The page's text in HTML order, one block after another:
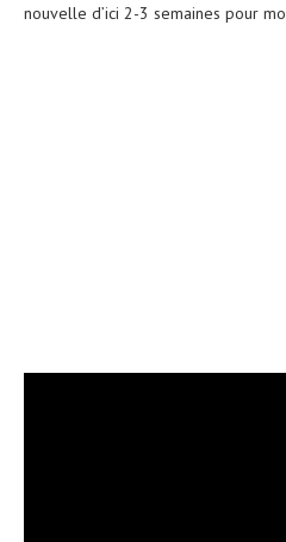
nouvelle d’ici 2-3 semaines pour